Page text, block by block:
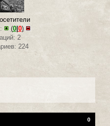
(0|0)
2
224
0